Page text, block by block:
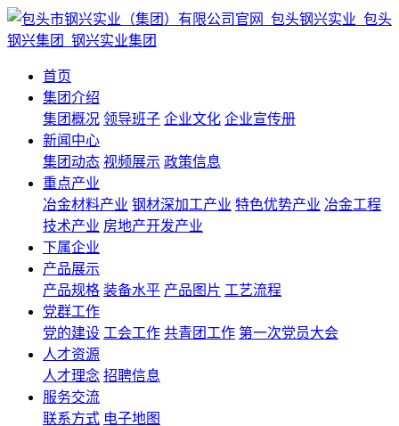
首页
集团介绍
集团概况 领导班子 企业文化 企业宣传册
新闻中心
集团动态 视频展示 政策信息
重点产业
冶金材料产业 钢材深加工产业 特色优势产业 冶金工程
技术产业 房地产开发产业
下属企业
产品展示
产品规格 装备水平 产品图片 工艺流程
党群工作
党的建设 工会工作 共青团工作 第一次党员大会
人才资源
人才理念 招聘信息
服务交流
联系方式 电子地图